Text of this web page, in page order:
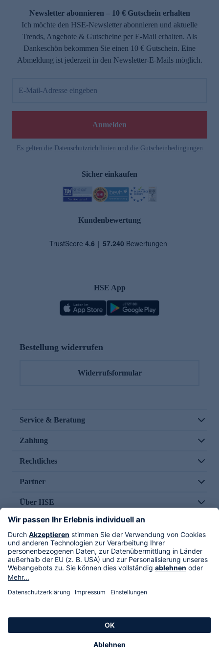
Newsletter abonnieren – 10 € Gutschein erhalten
Ich möchte den HSE-Newsletter abonnieren und aktuelle
Trends, Angebote & Gutscheine per E-Mail erhalten. Als
Dankeschön bekommen Sie einen 10 € Gutschein. Eine
Abmeldung ist jederzeit in den Newsletter-E-Mails möglich.
E-Mail-Adresse eingeben
Anmelden
Es gelten die Datenschutzrichtlinien und die Gutscheinbedingungen
Sicher einkaufen
Kundenbewertung
HSE App
Bestellung widerrufen
Widerrufsformular
Service & Beratung
Zahlung
Rechtliches
Partner
Über HSE
Im TV
HSE International